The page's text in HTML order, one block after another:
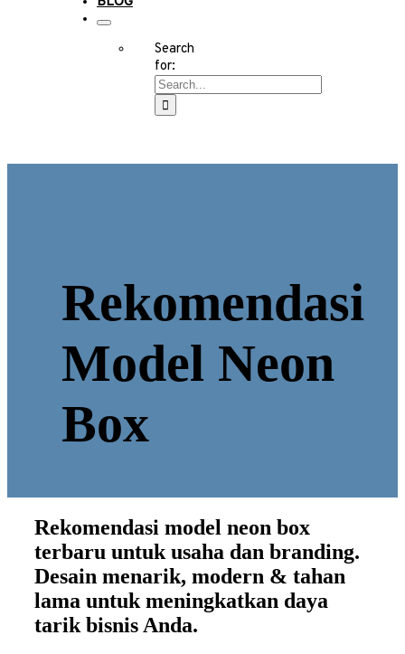
Search
for:
Rekomendasi
Model Neon
Box
Rekomendasi model neon box
terbaru untuk usaha dan branding.
Desain menarik, modern & tahan
lama untuk meningkatkan daya
tarik bisnis Anda.